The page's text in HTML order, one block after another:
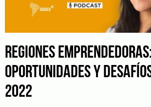
REGIONES
OPORTUNIDADES Y
2022